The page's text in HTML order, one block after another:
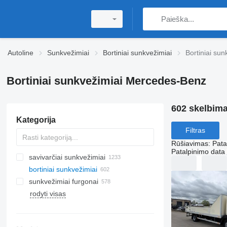
Autoline Sunkvežimiai Bortiniai sunkvežimiai Bortiniai
Bortiniai sunkvežimiai Mercedes-Benz
Kategorija
savivarčiai sunkvežimiai
bortiniai sunkvežimiai
sunkvežimiai furgonai
rodyti visas
602
Filtras
Rūšiavimas:
Patalpinimo data